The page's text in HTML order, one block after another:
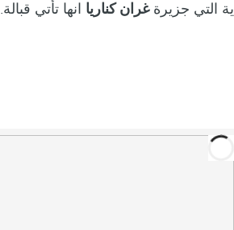
ية التي جزيرةغران كناريا انها تأتي قبالة.